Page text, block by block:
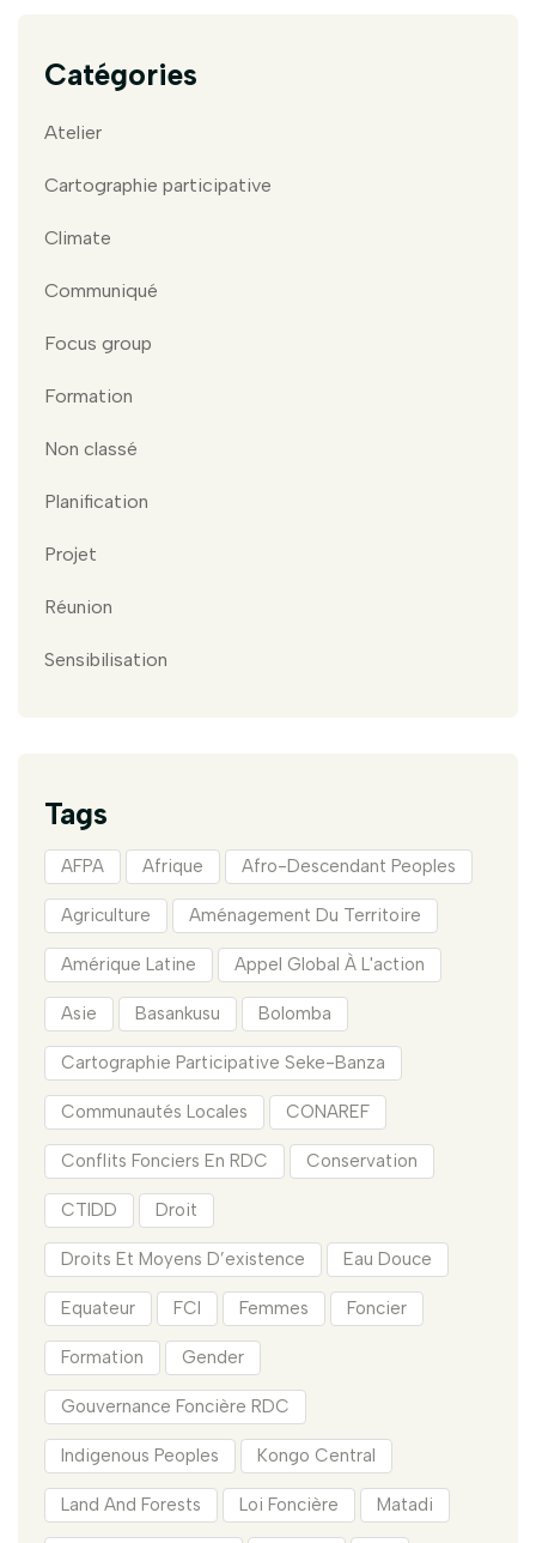
Catégories
Atelier
Cartographie participative
Climate
Communiqué
Focus group
Formation
Non classé
Planification
Projet
Réunion
Sensibilisation
Tags
AFPA Afrique Afro-Descendant Peoples
Agriculture Aménagement Du Territoire
Amérique Latine Appel Global À L'action
Asie Basankusu Bolomba
Cartographie Participative Seke-Banza
Communautés Locales CONAREF
Conflits Fonciers En RDC Conservation
CTIDD Droit
Droits Et Moyens D’existence Eau Douce
Equateur FCI Femmes Foncier
Formation Gender
Gouvernance Foncière RDC
Indigenous Peoples Kongo Central
Land And Forests Loi Foncière Matadi